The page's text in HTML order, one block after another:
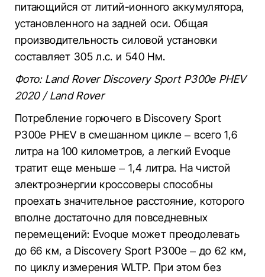
питающийся от литий-ионного аккумулятора,
установленного на задней оси. Общая
производительность силовой установки
составляет 305 л.с. и 540 Нм.
Фото: Land Rover Discovery Sport P300e PHEV
2020 / Land Rover
Потребление горючего в Discovery Sport
P300e PHEV в смешанном цикле – всего 1,6
литра на 100 километров, а легкий Evoque
тратит еще меньше – 1,4 литра. На чистой
электроэнергии кроссоверы способны
проехать значительное расстояние, которого
вполне достаточно для повседневных
перемещений: Evoque может преодолевать
до 66 км, а Discovery Sport P300e – до 62 км,
по циклу измерения WLTP. При этом без